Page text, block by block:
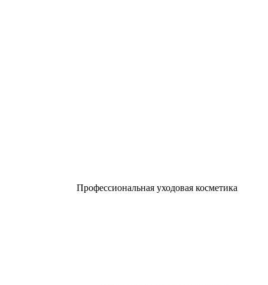
Профессиональная уходовая косметика